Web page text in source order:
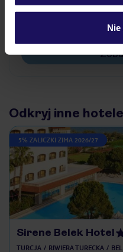
Nie
Czy w Hotelu będzie
pokładowe/bilety lotnicze?
Odkryj inne
5% ZALICZKI ZIMA 2026/27
Sirene Belek Hotel
TURCJA RIWIERA TURECKA